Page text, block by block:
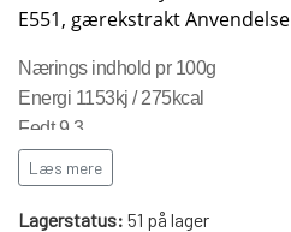
SALT/
E551, gærekstrakt
Nærings indhold pr 100g
Energi 1153kj / 275kcal
Fedt 9,3
Heraf mættet 4,4
Kulhydrat 29,7
Heraf sukkerarter 19,6
Læs mere
Lagerstatus: 51 på lager